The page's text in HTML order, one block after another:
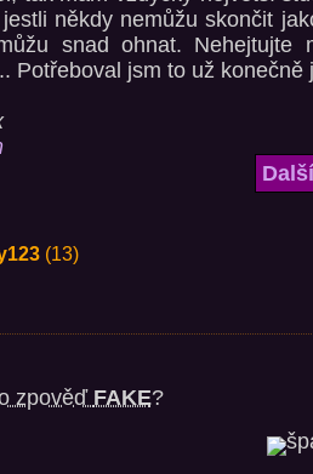
někdy nemůžu skončit
snad ohnat. Nehejtujte
Potřeboval jsm to už konečně
(13)
zpověď FAKE?